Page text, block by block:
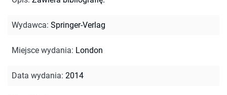
Wydawca: Springer-Verlag
Miejsce wydania: London
Data wydania: 2014